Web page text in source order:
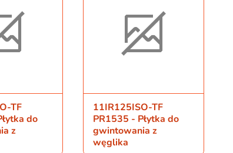
TF
do
z
11IR125ISO-TF
PR1535 - Płytka do
gwintowania z
węglika